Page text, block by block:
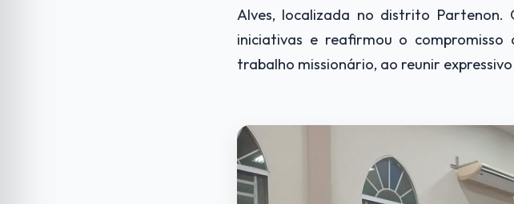
Alves, localizada no distrito
iniciativas e reafirmou o
trabalho missionário, ao reunir